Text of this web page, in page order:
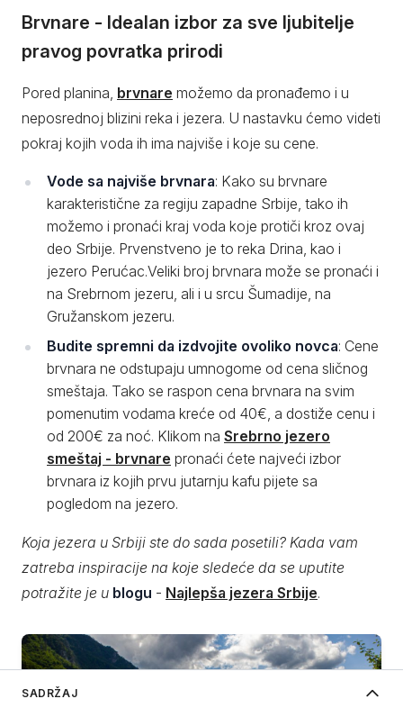
Brvnare - Idealan izbor za sve ljubitelje
pravog povratka prirodi
Pored planina, brvnare možemo da pronađemo i u
neposrednoj blizini reka i jezera. U nastavku ćemo videti
pokraj kojih voda ih ima najviše i koje su cene.
Vode sa najviše brvnara: Kako su brvnare
karakteristične za regiju zapadne Srbije, tako ih
možemo i pronaći kraj voda koje protiči kroz ovaj
deo Srbije. Prvenstveno je to reka Drina, kao i
jezero Perućac.Veliki broj brvnara može se pronaći i
na Srebrnom jezeru, ali i u srcu Šumadije, na
Gružanskom jezeru.
Budite spremni da izdvojite ovoliko novca: Cene
brvnara ne odstupaju umnogome od cena sličnog
smeštaja. Tako se raspon cena brvnara na svim
pomenutim vodama kreće od 40€, a dostiže cenu i
od 200€ za noć. Klikom na Srebrno jezero
smeštaj - brvnare pronaći ćete najveći izbor
brvnara iz kojih prvu jutarnju kafu pijete sa
pogledom na jezero.
Koja jezera u Srbiji ste do sada posetili? Kada vam
zatreba inspiracije na koje sledeće da se uputite
potražite je u blogu - Najlepša jezera Srbije.
SADRŽAJ